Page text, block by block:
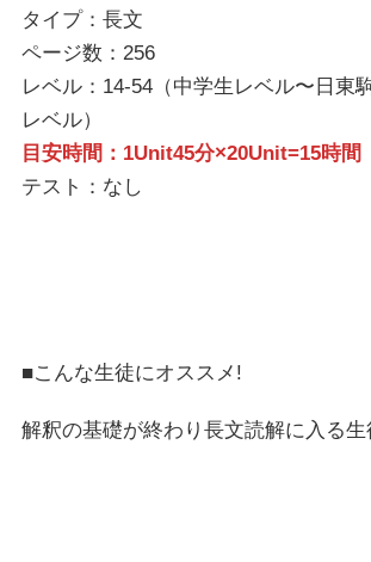
タイプ：長文
ページ数：256
レベル：14-54（中学生レベル〜日東
レベル）
目安時間：1Unit45分×20Unit=15時間
テスト：なし
■こんな生徒にオススメ!
解釈の基礎が終わり長文読解に入る生